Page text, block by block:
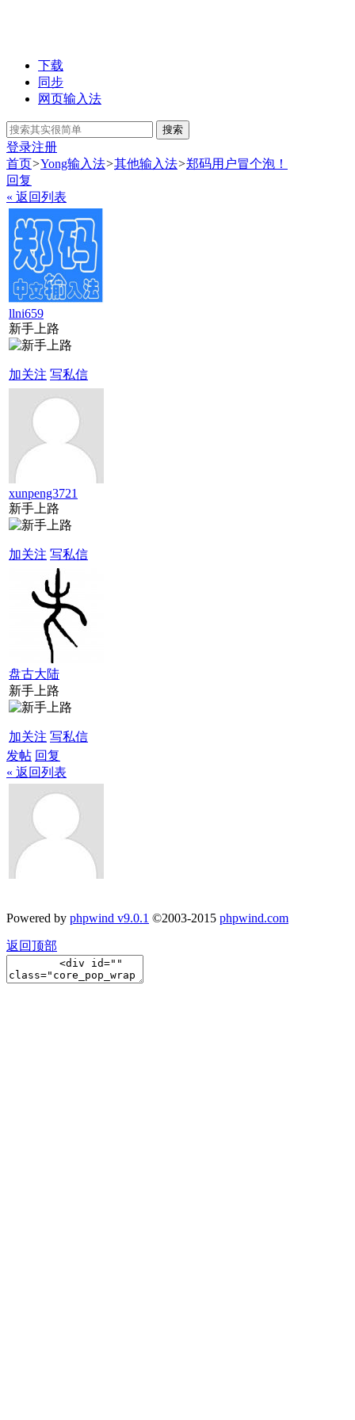
下载
同步
网页输入法
搜索
登录注册
首页>Yong输入法>其他输入法>郑码用户冒个泡！
回复
« 返回列表
llni659
新手上路
加关注 写私信
xunpeng3721
新手上路
加关注 写私信
盘古大陆
新手上路
加关注 写私信
发帖 回复
« 返回列表
Powered by phpwind v9.0.1 ©2003-2015 phpwind.com
返回顶部